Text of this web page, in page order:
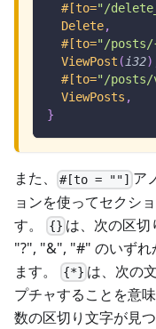
#[to="/
Delete,
#[to="/
ViewPost (i32)
#[to="/posts/
ViewPosts ,
}
また、 #[to = ""] ア
ョンを使ってセクシ
す。
{} は、次の区
"?", "&", "#" のいずれ
ます。
{*} は、次の
プチャすることを意
数の区切り文字が見